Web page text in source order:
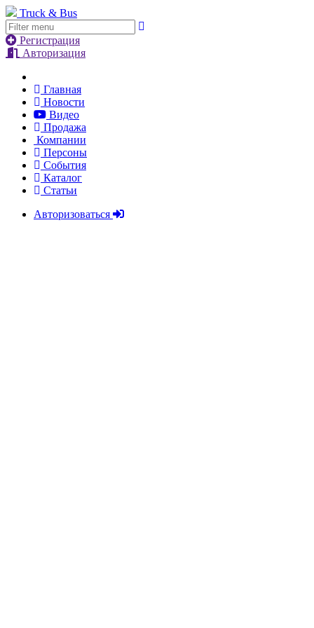
Truck & Bus
Регистрация
Авторизация
Главная
Новости
Видео
Продажа
Компании
Персоны
События
Каталог
Статьи
Авторизоваться